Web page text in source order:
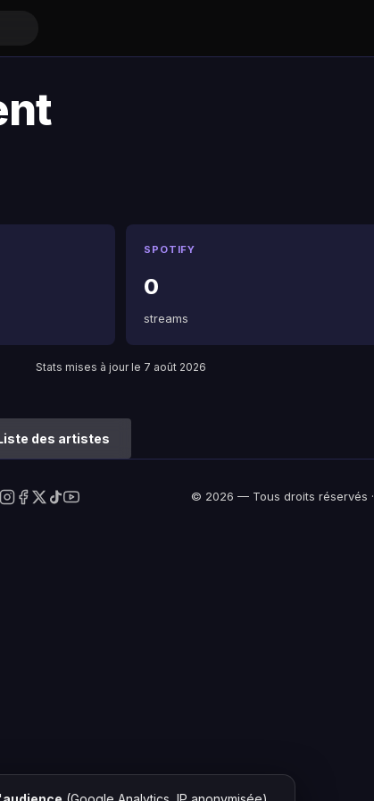
SPOTIFY
0
streams
Stats mises à jour le 7 août 2026
des artistes
© 2026 — Tous droits réservés ·